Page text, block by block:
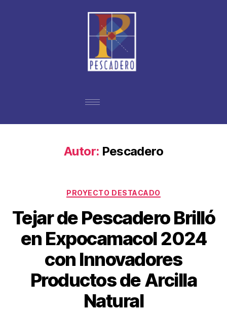
Autor: Pescadero
PROYECTO DESTACADO
Tejar de Pescadero Brilló
en Expocamacol 2024
con Innovadores
Productos de Arcilla
Natural